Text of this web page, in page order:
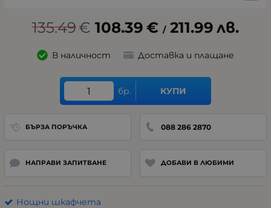
135.49€ 108.39 € / 211.99 лв.
В наличност Доставка и плащане
бр. КУПИ
БЪРЗА ПОРЪЧКА 088 286 2870
НАПРАВИ ЗАПИТВАНЕ ДОБАВИ В ЛЮБИМИ
Нощни шкафчета